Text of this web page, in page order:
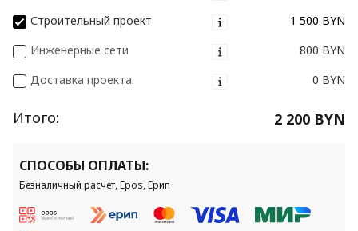
Строительный проект
1 500 BYN
Инженерные сети
800 BYN
Доставка проекта
0 BYN
Итого: 2 200 BYN
СПОСОБЫ ОПЛАТЫ:
Безналичный расчет, Epos, Ерип